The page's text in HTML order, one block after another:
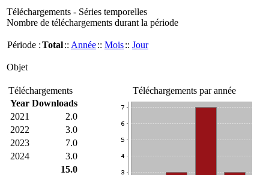
Téléchargements - Séries temporelles
Nombre de téléchargements durant la période
Période :Total:: Année:: Mois:: Jour
Objet
Téléchargements
Year Downloads
2021
2.0
2022
3.0
2023
7.0
2024
3.0
15.0
Téléchargements par année